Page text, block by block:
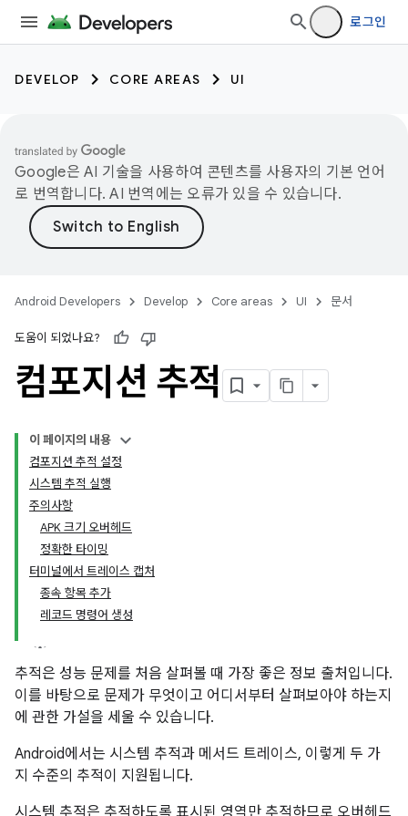
로그인
DEVELOP CORE AREAS UI
Google은 AI 기술을 사용하여 콘텐츠를 사용자의 기본 언어
로 번역합니다. AI 번역에는 오류가 있을 수 있습니다.
Android Developers Develop Core areas UI 문서
도움이 되었나요?
컴포지션 추적
이 페이지의 내용
컴포지션 추적 설정
시스템 추적 실행
주의사항
APK 크기 오버헤드
정확한 타이밍
터미널에서 트레이스 캡처
종속 항목 추가
레코드 명령어 생성
추적은 성능 문제를 처음 살펴볼 때 가장 좋은 정보 출처입니다.
이를 바탕으로 문제가 무엇이고 어디서부터 살펴보아야 하는지
에 관한 가설을 세울 수 있습니다.
Android에서는 시스템 추적과 메서드 트레이스, 이렇게 두 가
지 수준의 추적이 지원됩니다.
시스템 추적은 추적하도록 표시된 영역만 추적하므로 오버헤드